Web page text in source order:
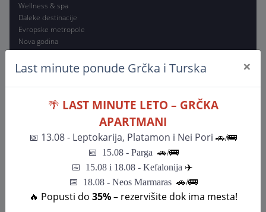
Last minute ponude Grčka i Turska ×
🌴 LAST MINUTE LETO – GRČKA
APARTMANI
📅 13.08 - Leptokarija, Platamon i Nei Pori 🚗/🚌
📅 15.08 - Parga 🚗/🚌
📅 15.08 i 18.08 - Kefalonija ✈️
📅 18.08 - Neos Marmaras 🚗/🚌
🔥 Popusti do 35%– rezervišite dok ima mesta!
Wellness & spa
Daleke destinacije
Evropske metropole
Nova godina
Zimovanje
Avio karte
Individualna putovanja
Poklon vaučeri
Bitni turistički pojmovi